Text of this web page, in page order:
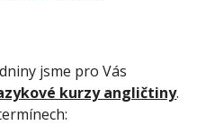
jsme pro Vás
kurzy angličtiny.